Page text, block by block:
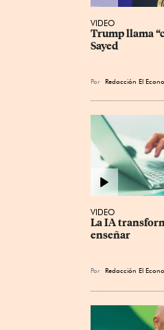
VIDEO
Trump llama
Sayed
Por Redacción El
VIDEO
La IA
enseñar
Por Redacción El